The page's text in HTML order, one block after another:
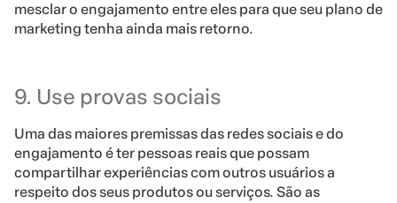
mesclar o engajamento entre eles para que seu plano de
marketing tenha ainda mais retorno.
9. Use provas sociais
Uma das maiores premissas das redes sociais e do
engajamento é ter pessoas reais que possam
compartilhar experiências com outros usuários a
respeito dos seus produtos ou serviços. São as